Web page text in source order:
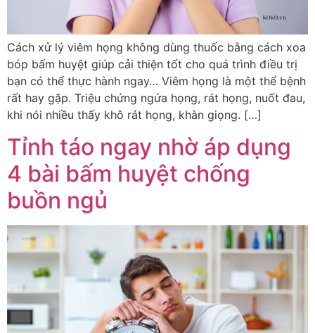
Cách xử lý viêm họng không dùng thuốc bằng cách xoa
bóp bấm huyệt giúp cải thiện tốt cho quá trình điều trị
bạn có thể thực hành ngay… Viêm họng là một thể bệnh
rất hay gặp. Triệu chứng ngứa họng, rát họng, nuốt đau,
khi nói nhiều thấy khô rát họng, khàn giọng. […]
Tỉnh táo ngay nhờ áp dụng
4 bài bấm huyệt chống
buồn ngủ